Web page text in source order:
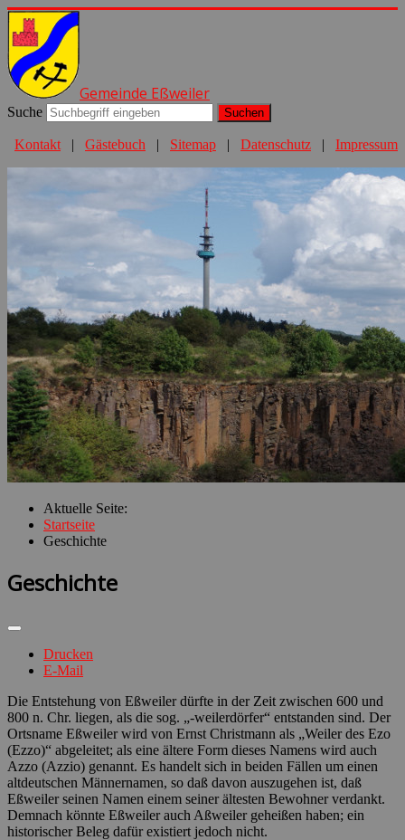
Gemeinde Eßweiler
Suche Suchen
Kontakt | Gästebuch | Sitemap | Datenschutz | Impressum
Aktuelle Seite:
Startseite
Geschichte
Geschichte
Drucken
E-Mail
Die Entstehung von Eßweiler dürfte in der Zeit zwischen 600 und
800 n. Chr. liegen, als die sog. „-weilerdörfer“ entstanden sind. Der
Ortsname Eßweiler wird von Ernst Christmann als „Weiler des Ezo
(Ezzo)“ abgeleitet; als eine ältere Form dieses Namens wird auch
Azzo (Azzio) genannt. Es handelt sich in beiden Fällen um einen
altdeutschen Männernamen, so daß davon auszugehen ist, daß
Eßweiler seinen Namen einem seiner ältesten Bewohner verdankt.
Demnach könnte Eßweiler auch Aßweiler geheißen haben; ein
historischer Beleg dafür existiert jedoch nicht.